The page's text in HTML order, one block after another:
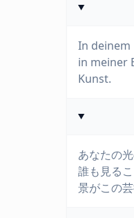
In deinem
in meiner
Kunst.
あなたの
誰も見る
景がこの芸